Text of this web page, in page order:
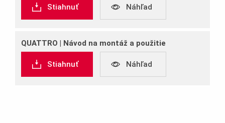
Stiahnuť Náhľad
QUATTRO | Návod na montáž a použitie
Stiahnuť Náhľad